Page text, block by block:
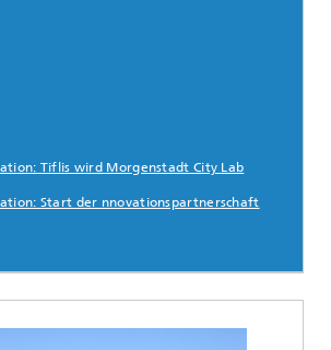
Tiflis wird Morgenstadt City Lab
Start der nnovationspartnerschaft